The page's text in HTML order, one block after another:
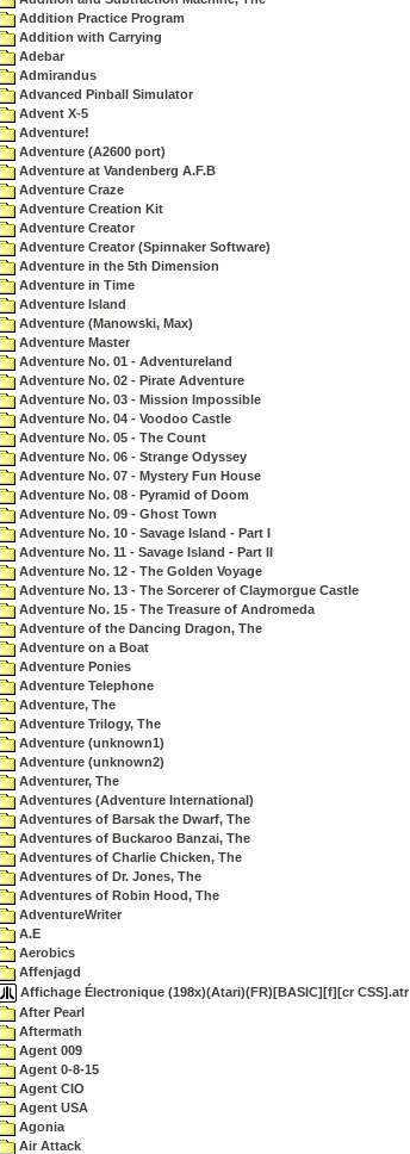
Addition Practice Program
Addition with Carrying
Adebar
Admirandus
Advanced Pinball Simulator
Advent X-5
Adventure!
Adventure (A2600 port)
Adventure at Vandenberg A.F.B
Adventure Craze
Adventure Creation Kit
Adventure Creator
Adventure Creator (Spinnaker Software)
Adventure in the 5th Dimension
Adventure in Time
Adventure Island
Adventure (Manowski, Max)
Adventure Master
Adventure No. 01 - Adventureland
Adventure No. 02 - Pirate Adventure
Adventure No. 03 - Mission Impossible
Adventure No. 04 - Voodoo Castle
Adventure No. 05 - The Count
Adventure No. 06 - Strange Odyssey
Adventure No. 07 - Mystery Fun House
Adventure No. 08 - Pyramid of Doom
Adventure No. 09 - Ghost Town
Adventure No. 10 - Savage Island - Part I
Adventure No. 11 - Savage Island - Part II
Adventure No. 12 - The Golden Voyage
Adventure No. 13 - The Sorcerer of Claymorgue Castle
Adventure No. 15 - The Treasure of Andromeda
Adventure of the Dancing Dragon, The
Adventure on a Boat
Adventure Ponies
Adventure Telephone
Adventure, The
Adventure Trilogy, The
Adventure (unknown1)
Adventure (unknown2)
Adventurer, The
Adventures (Adventure International)
Adventures of Barsak the Dwarf, The
Adventures of Buckaroo Banzai, The
Adventures of Charlie Chicken, The
Adventures of Dr. Jones, The
Adventures of Robin Hood, The
AdventureWriter
A.E
Aerobics
Affenjagd
Affichage Électronique (198x)(Atari)(FR)[BASIC][f][cr CSS].atr
After Pearl
Aftermath
Agent 009
Agent 0-8-15
Agent CIO
Agent USA
Agonia
Air Attack